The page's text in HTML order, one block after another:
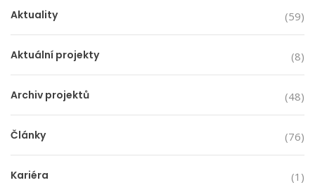
Aktuality (59)
Aktuální projekty (8)
Archiv projektů (48)
Články (76)
Kariéra (1)